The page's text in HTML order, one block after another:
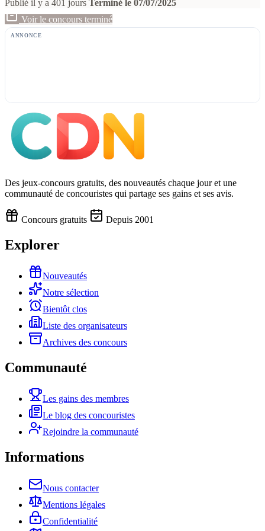
Publié il y a 401 jours Terminé le 07/07/2025
Voir le concours terminé
ANNONCE
Des jeux-concours gratuits, des nouveautés chaque jour et une
communauté de concouristes qui partage ses gains et ses avis.
Concours gratuits Depuis 2001
Explorer
Nouveautés
Notre sélection
Bientôt clos
Liste des organisateurs
Archives des concours
Communauté
Les gains des membres
Le blog des concouristes
Rejoindre la communauté
Informations
Nous contacter
Mentions légales
Confidentialité